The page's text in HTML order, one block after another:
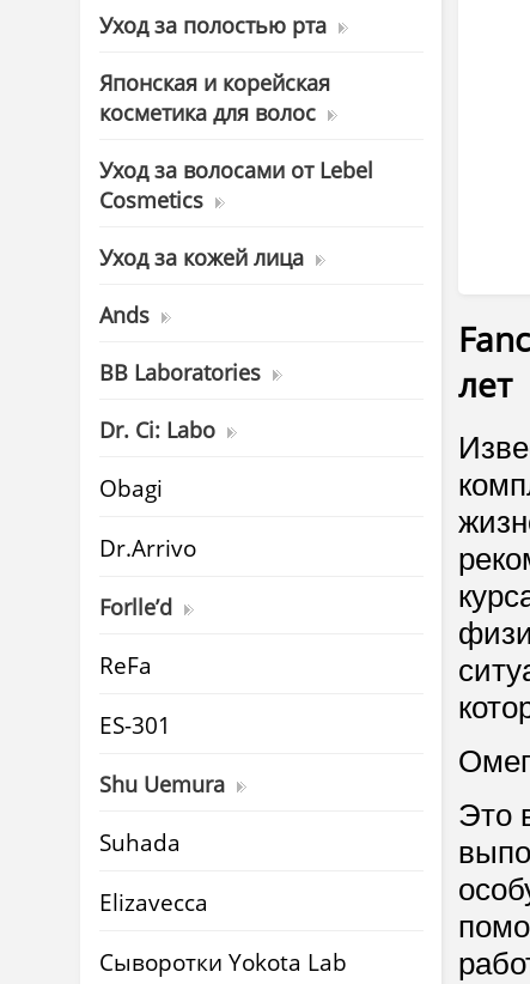
Уход за полостью рта
Японская и корейская
косметика для волос
Уход за волосами от Lebel
Cosmetics
Уход за кожей лица
Ands
BB Laboratories
Dr. Ci: Labo
Obagi
Dr.Arrivo
Forlle’d
ReFa
ES-301
Shu Uemura
Suhada
Elizavecca
Cыворотки Yokota Lab
лет
Это